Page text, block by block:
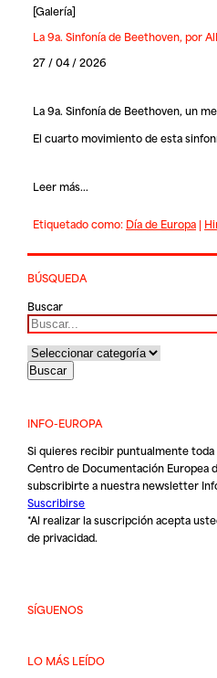
[Galería]
La 9a. Sinfonía de Beethoven, por
27 / 04 / 2026
La 9a. Sinfonía de Beethoven, un
El cuarto movimiento de esta
Leer más...
Etiquetado como: Día de Europa|
BÚSQUEDA
Buscar
INFO-EUROPA
Si quieres recibir puntualmente
Centro de Documentación Europea
subscribirte a nuestra newsletter
Suscribirse
*Al realizar la suscripción acepta
de privacidad.
SÍGUENOS
LO MÁS LEÍDO